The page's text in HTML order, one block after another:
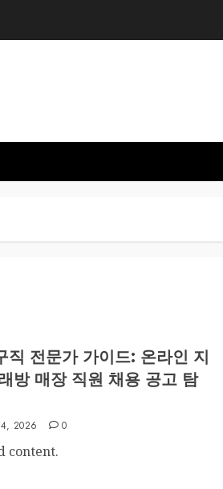
직 전문가 가이드: 온라인 지
방 매장 직원 채용 공고 탐
2026 0
content.